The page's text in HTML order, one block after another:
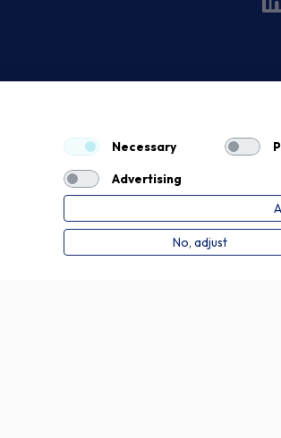
Necessary
Advertising
No, adjust